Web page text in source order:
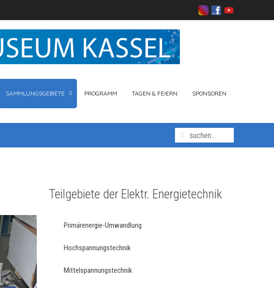
SAMMLUNGSGEBIETE PROGRAMM TAGEN & FEIERN SPONSOREN
Teilgebiete der Elektr. Energietechnik
Primärenergie-Umwandlung
Hochspannungstechnik
Mittelspannungstechnik